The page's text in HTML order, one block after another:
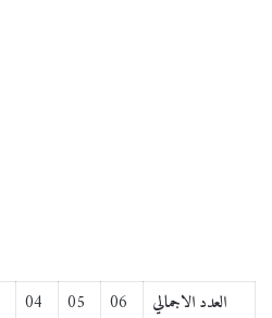
04 05 06
العدد الاجمالي